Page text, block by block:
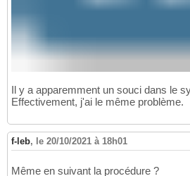
Il y a apparemment un souci dans le
Effectivement, j'ai le même problème.
f-leb, le 20/10/2021 à 18h01
Même en suivant la procédure ?